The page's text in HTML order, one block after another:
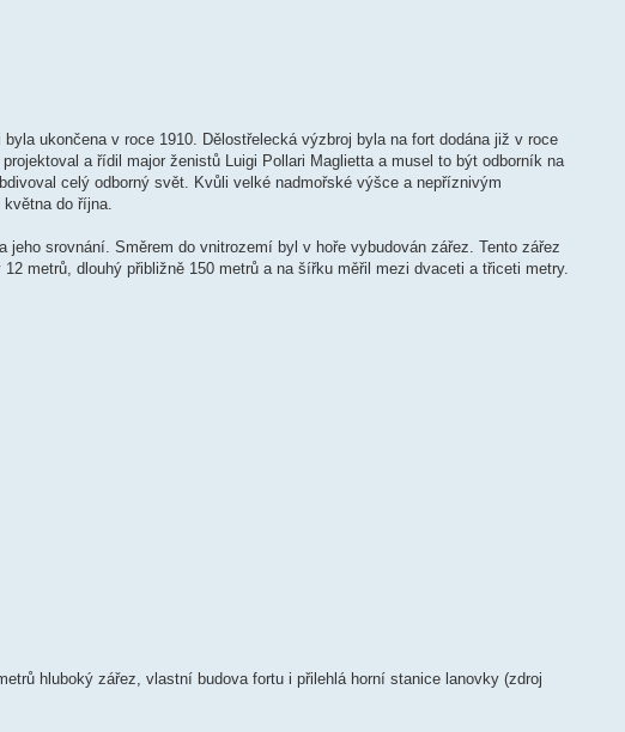
ukončena v roce 1910. Dělostřelecká výzbroj byla na fort dodána již v roce
a řídil major ženistů Luigi Pollari Maglietta a musel to být odborník na
celý odborný svět. Kvůli velké nadmořské výšce a nepříznivým
do října.
srovnání. Směrem do vnitrozemí byl v hoře vybudován zářez. Tento zářez
metrů, dlouhý přibližně 150 metrů a na šířku měřil mezi dvaceti a třiceti metry.
hluboký zářez, vlastní budova fortu i přilehlá horní stanice lanovky (zdroj